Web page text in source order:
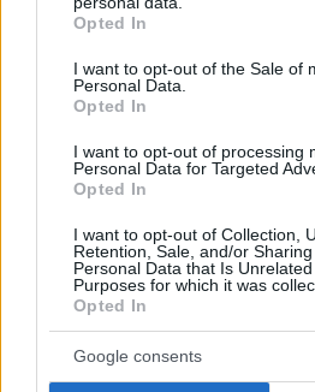
grant or deny consent to Google
use your data for below specified
consent section.
Opted In
I want to opt-out of the Sale of
Personal Data.
Opted In
I want to opt-out of processing
Personal Data for Targeted
Opted In
I want to opt-out of Collection,
Retention, Sale, and/or
Personal Data that Is
Purposes for which it was
Opted In
Google consents
της. Ναρκοθετώντας, όμως,
όπως ήδη δήλωσαν η
Ευρωπαϊκής Επιτροπής
Συμβουλίου Σαρλ Μισέλ.
Δημοκρατία καταψήφισε
2019. Προειδοποιώντας,
προβλήματα που θα
αστοχίες της. Ως
σεβαστήκαμε την